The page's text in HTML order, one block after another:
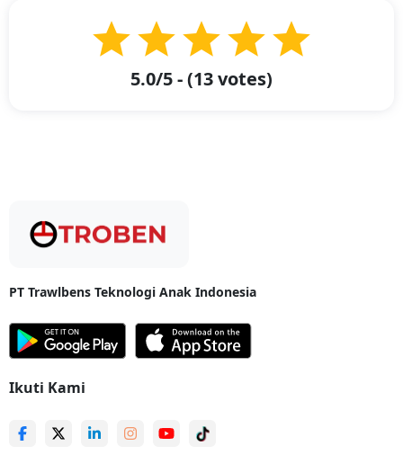
ke Dompu, Kabupaten Dompu, Nusa Tenggara Barat. Silahkan
pengiriman barang dari Jakarta ke wilayah Nusa Tenggara Barat pada
laman resmi Troben.
pelayanan yang prima dan harga yang kompetitif.
1. Layanan Door-to-Door
Troben Cargo menyediakan layanan door-to-door, sehingga pelanggan
tidak perlu repot mengantar barang ke titik pengiriman. Tim kami akan
mengantarkannya langsung ke alamat tujuan di Dompu.
2. Pengiriman Cepat dan Tepat Waktu
Troben Cargo dikenal dengan kecepatan dan ketepatan waktu
dengan efisien untuk memastikan barang sampai sesuai estimasi
waktu yang dijanjikan. Dengan armada kendaraan yang modern dan
5.0/5 - (13votes)
PT Trawlbens Teknologi Anak Indonesia
Ikuti Kami